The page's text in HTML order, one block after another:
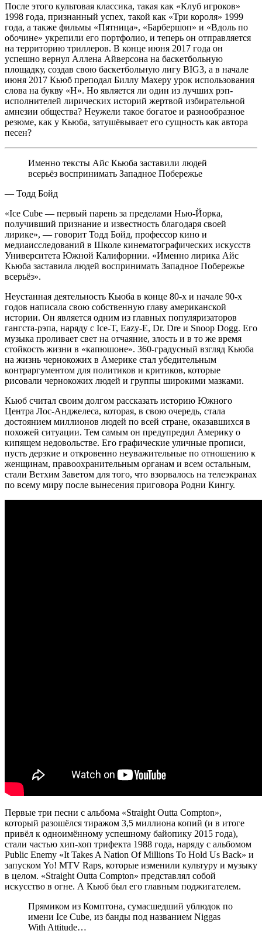
После этого культовая классика, такая как «Клуб игроков»
1998 года, признанный успех, такой как «Три короля» 1999
года, а также фильмы «Пятница», «Барбершоп» и «Вдоль по
обочине» укрепили его портфолио, и теперь он отправляется
на территорию триллеров. В конце июня 2017 года он
успешно вернул Аллена Айверсона на баскетбольную
площадку, создав свою баскетбольную лигу BIG3, а в начале
июня 2017 Кьюб преподал Биллу Махеру урок использования
слова на букву «Н». Но является ли один из лучших рэп-
исполнителей лирических историй жертвой избирательной
амнезии общества? Неужели такое богатое и разнообразное
резюме, как у Кьюба, затушёвывает его сущность как автора
песен?
Именно тексты Айс Кьюба заставили людей
всерьёз воспринимать Западное Побережье
— Тодд Бойд
«Ice Cube — первый парень за пределами Нью-Йорка,
получивший признание и известность благодаря своей
лирике», — говорит Тодд Бойд, профессор кино и
медиаисследований в Школе кинематографических искусств
Университета Южной Калифорнии. «Именно лирика Айс
Кьюба заставила людей воспринимать Западное Побережье
всерьёз».
Неустанная деятельность Кьюба в конце 80-х и начале 90-х
годов написала свою собственную главу американской
истории. Он является одним из главных популяризаторов
гангста-рэпа, наряду с Ice-T, Eazy-E, Dr. Dre и Snoop Dogg. Его
музыка проливает свет на отчаяние, злость и в то же время
стойкость жизни в «капюшоне». 360-градусный взгляд Кьюба
на жизнь чернокожих в Америке стал убедительным
контраргументом для политиков и критиков, которые
рисовали чернокожих людей и группы широкими мазками.
Кьюб считал своим долгом рассказать историю Южного
Центра Лос-Анджелеса, которая, в свою очередь, стала
достоянием миллионов людей по всей стране, оказавшихся в
похожей ситуации. Тем самым он предупредил Америку о
кипящем недовольстве. Его графические уличные прописи,
пусть дерзкие и откровенно неуважительные по отношению к
женщинам, правоохранительным органам и всем остальным,
стали Ветхим Заветом для того, что взорвалось на телеэкранах
по всему миру после вынесения приговора Родни Кингу.
Первые три песни с альбома «Straight Outta Compton»,
который разошёлся тиражом 3,5 миллиона копий (и в итоге
привёл к одноимённому успешному байопику 2015 года),
стали частью хип-хоп трифекта 1988 года, наряду с альбомом
Public Enemy «It Takes A Nation Of Millions To Hold Us Back» и
запуском Yo! MTV Raps, которые изменили культуру и музыку
в целом. «Straight Outta Compton» представлял собой
искусство в огне. А Кьюб был его главным поджигателем.
Прямиком из Комптона, сумасшедший ублюдок по
имени Ice Cube, из банды под названием Niggas
With Attitude…